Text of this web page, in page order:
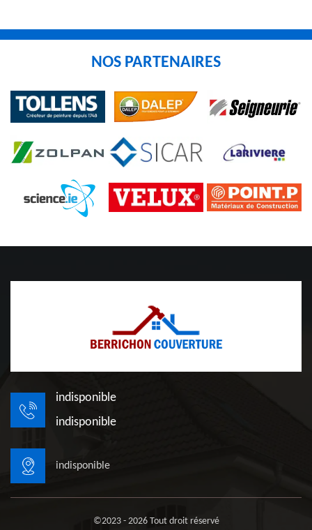
NOS PARTENAIRES
indisponible
indisponible
indisponible
©2023 - 2026 Tout droit réservé